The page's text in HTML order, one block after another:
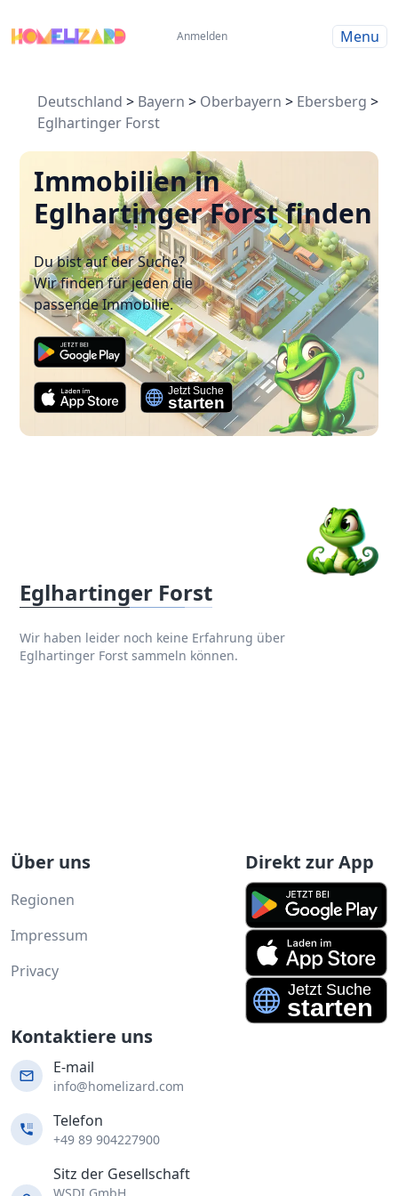
Anmelden Menu
Deutschland > Bayern > Oberbayern > Ebersberg >
Eglhartinger Forst
Immobilien in
Eglhartinger Forst finden
Du bist auf der Suche?
Wir finden für jeden die
passende Immobilie.
Eglhartinger Forst
Wir haben leider noch keine Erfahrung über
Eglhartinger Forst sammeln können.
Über uns
Regionen
Impressum
Privacy
Direkt zur App
Kontaktiere uns
E-mail
info@homelizard.com
Telefon
+49 89 904227900
Sitz der Gesellschaft